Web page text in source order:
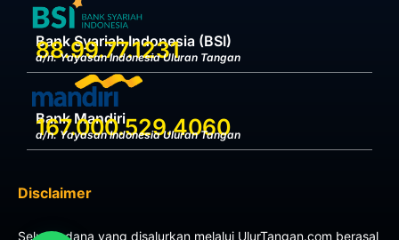
Bank Syariah Indonesia (BSI)
88.99.77.1231
a/n. Yayasan Indonesia Uluran Tangan
Bank Mandiri
167.000.529.4060
a/n. Yayasan Indonesia Uluran Tangan
Disclaimer
Seluruh dana yang disalurkan melalui UlurTangan.com berasal